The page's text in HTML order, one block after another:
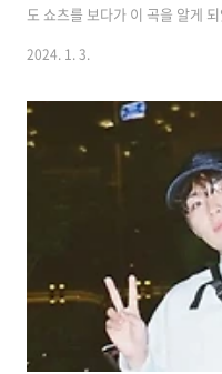
도 쇼츠를 보다가 이 곡을 알게
All Mine 곡 정보 3. 미츠키
디오 4. 미츠키 (Mitski) - My
2024. 1. 3.